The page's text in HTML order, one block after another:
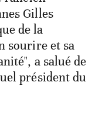
Gilles
de la
sourire et sa
a salué de
président du